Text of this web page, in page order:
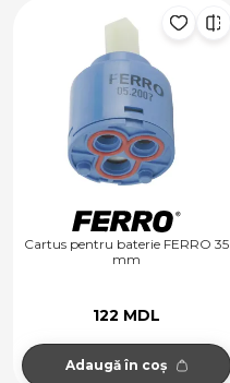
Cartus pentru baterie FERRO 35
mm
122 MDL
Adaugă în coș